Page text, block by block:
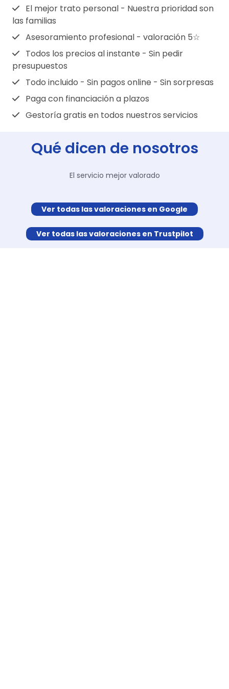
estas empresas no están obligadas a
alquilar sus tanatorios a otras funerarias, ya
escoger.
porque en ocasiones, puede ser obligatorio
contratar la funeraria y/o tanatorio
definidos por la aseguradora.
El mejor trato personal - Nuestra prioridad son
las familias
Asesoramiento profesional - valoración 5☆
Todos los precios al instante - Sin pedir
presupuestos
Todo incluido - Sin pagos online - Sin sorpresas
Paga con financiación a plazos
Gestoría gratis en todos nuestros servicios
Qué dicen de nosotros
El servicio mejor valorado
Ver todas las valoraciones en Google
Ver todas las valoraciones en Trustpilot